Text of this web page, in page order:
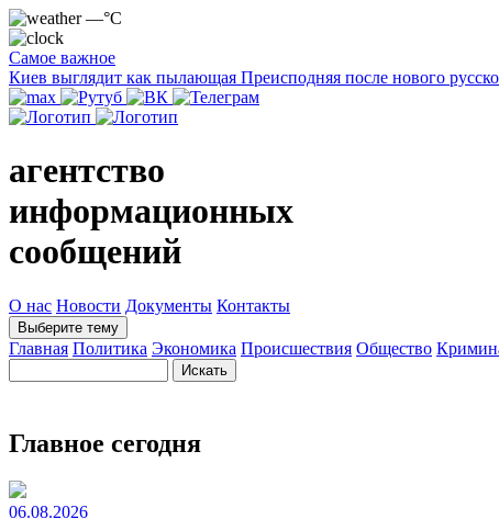
—°C
Самое важное
Киев выглядит как пылающая Преисподняя после нового
агентство
информационных
сообщений
О нас Новости Документы Контакты
Выберите тему
Главная Политика Экономика Происшествия Общество
Главное сегодня
06.08.2026